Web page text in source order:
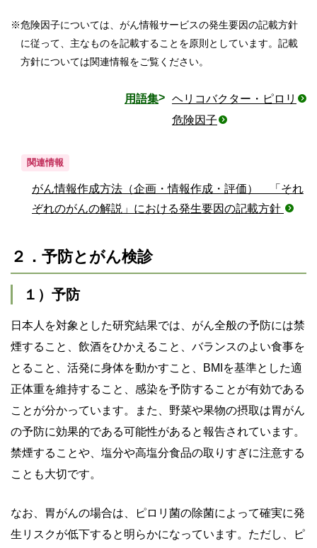
※危険因子については、がん情報サービスの発生要因の記載方針
に従って、主なものを記載することを原則としています。記載
方針については関連情報をご覧ください。
用語集
ヘリコバクター・ピロリ
危険因子
関連情報
がん情報作成方法（企画・情報作成・評価） 「それ
ぞれのがんの解説」における発生要因の記載方針
２．予防とがん検診
１）予防
日本人を対象とした研究結果では、がん全般の予防には禁
煙すること、飲酒をひかえること、バランスのよい食事を
とること、活発に身体を動かすこと、BMIを基準とした適
正体重を維持すること、感染を予防することが有効である
ことが分かっています。また、野菜や果物の摂取は胃がん
の予防に効果的である可能性があると報告されています。
禁煙することや、塩分や高塩分食品の取りすぎに注意する
ことも大切です。
なお、胃がんの場合は、ピロリ菌の除菌によって確実に発
生リスクが低下すると明らかになっています。ただし、ピ